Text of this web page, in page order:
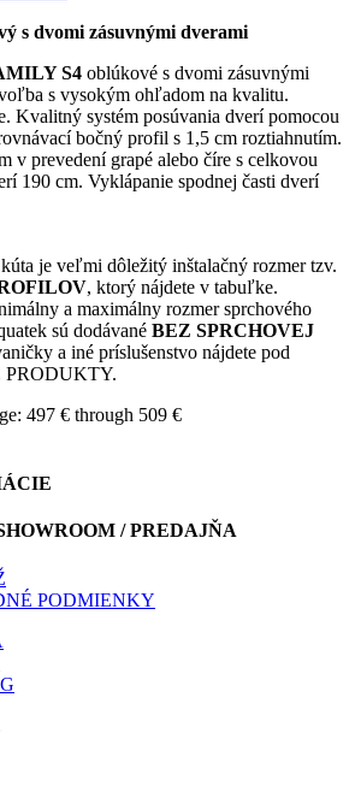
s dvomi zásuvnými dverami
S4 oblúkové s dvomi zásuvnými
s vysokým ohľadom na kvalitu.
Kvalitný systém posúvania dverí pomocou
bočný profil s 1,5 cm roztiahnutím.
v prevedení grapé alebo číre s celkovou
190 cm. Vyklápanie spodnej časti dverí
je veľmi dôležitý inštalačný rozmer tzv.
, ktorý nájdete v tabuľke.
a maximálny rozmer sprchového
sú dodávané BEZ SPRCHOVEJ
a iné príslušenstvo nájdete pod
PRODUKTY.
497 € through 509 €
/ PREDAJŇA
PODMIENKY